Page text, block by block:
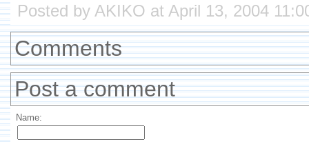
Posted by AKIKO at April 13, 2004
Comments
Post a comment
Name: